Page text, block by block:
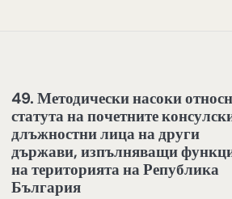
49. Методически насоки
статута на почетните
длъжностни лица на други
държави, изпълняващи
на територията на Република
България